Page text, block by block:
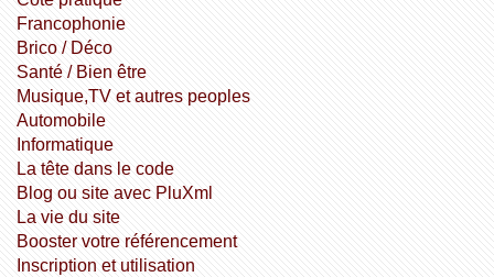
Francophonie
Brico / Déco
Santé / Bien être
Musique,TV et autres peoples
Automobile
informatique
la tête dans le code
Blog ou site avec PluXml
la vie du site
booster votre référencement
inscription et utilisation